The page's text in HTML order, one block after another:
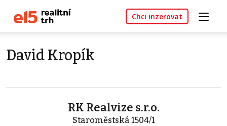
Chci inzerovat
David Kropík
RK Realvize s.r.o.
Staroměstská 1504/1